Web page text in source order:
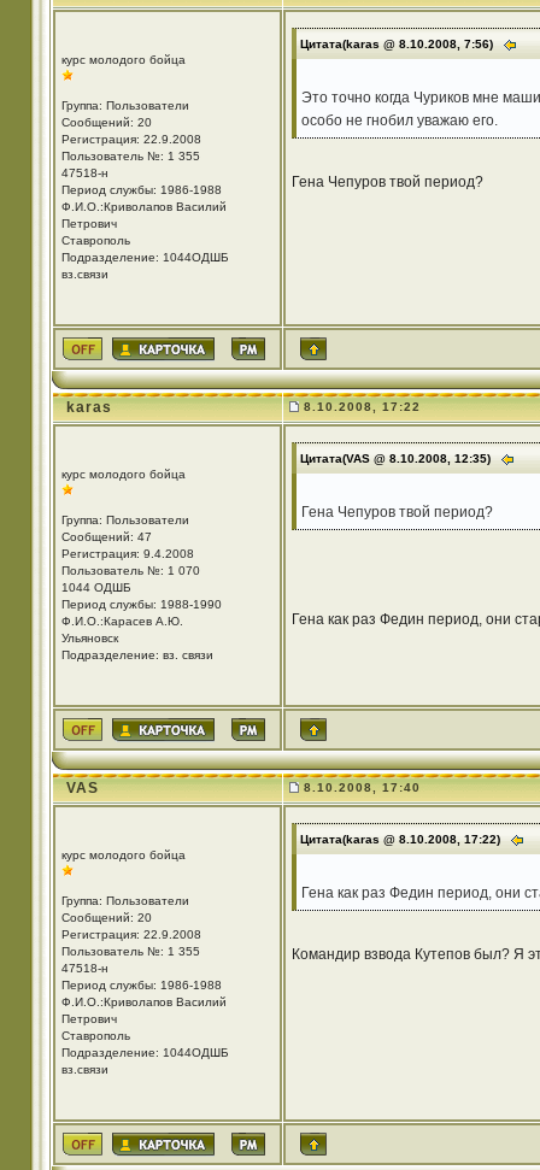
курс молодого бойца
Группа: Пользователи
Сообщений: 20
Регистрация: 22.9.2008
Пользователь №: 1 355
47518-н
Период службы: 1986-1988
Ф.И.О.:Криволапов Василий
Петрович
Ставрополь
Подразделение: 1044ОДШБ
вз.связи
Цитата(karas @ 8.10.2008, 7:56)
Это точно когда Чуриков мне
особо не гнобил уважаю его.
Гена Чепуров твой период?
karas 8.10.2008, 17:22
курс молодого бойца
Группа: Пользователи
Сообщений: 47
Регистрация: 9.4.2008
Пользователь №: 1 070
1044 ОДШБ
Период службы: 1988-1990
Ф.И.О.:Карасев А.Ю.
Ульяновск
Подразделение: вз. связи
Цитата(VAS @ 8.10.2008, 12:35)
Гена Чепуров твой период?
Гена как раз Федин период, они
VAS 8.10.2008, 17:40
курс молодого бойца
Группа: Пользователи
Сообщений: 20
Регистрация: 22.9.2008
Пользователь №: 1 355
47518-н
Период службы: 1986-1988
Ф.И.О.:Криволапов Василий
Петрович
Ставрополь
Подразделение: 1044ОДШБ
вз.связи
Цитата(karas @ 8.10.2008, 17:22)
Гена как раз Федин период, они
Командир взвода Кутепов был? Я